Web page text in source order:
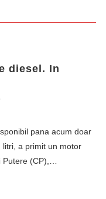
diesel. In
pana acum doar
a primit un motor
Putere (CP),…